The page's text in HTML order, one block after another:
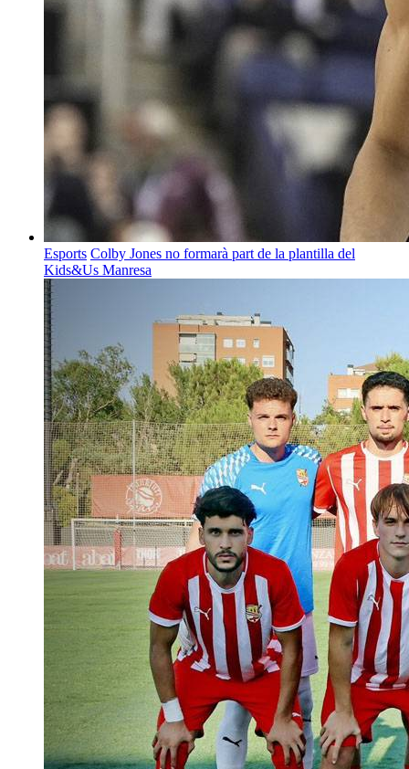
Esports Colby Jones no formarà part de la plantilla del
Kids&Us Manresa